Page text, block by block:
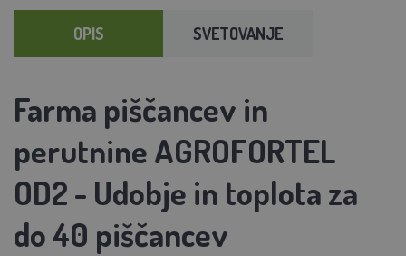
OPIS SVETOVANJE
Farma piščancev in
perutnine AGROFORTEL
OD2 - Udobje in toplota za
do 40 piščancev